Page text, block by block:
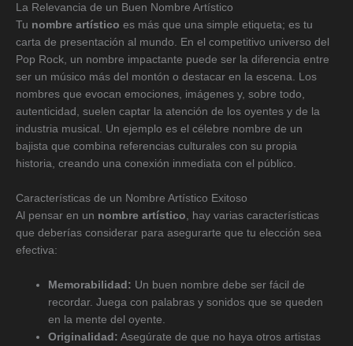
La Relevancia de un Buen Nombre Artístico
Tu nombre artístico es más que una simple etiqueta; es tu
carta de presentación al mundo. En el competitivo universo del
Pop Rock, un nombre impactante puede ser la diferencia entre
ser un músico más del montón o destacar en la escena. Los
nombres que evocan emociones, imágenes y, sobre todo,
autenticidad, suelen captar la atención de los oyentes y de la
industria musical. Un ejemplo es el célebre nombre de un
bajista que combina referencias culturales con su propia
historia, creando una conexión inmediata con el público.
Características de un Nombre Artístico Exitoso
Al pensar en un nombre artístico , hay varias características
que deberías considerar para asegurarte que tu elección sea
efectiva:
Memorabilidad: Un buen nombre debe ser fácil de
recordar. Juega con palabras y sonidos que se queden
en la mente del oyente.
Originalidad: Asegúrate de que no haya otros artistas